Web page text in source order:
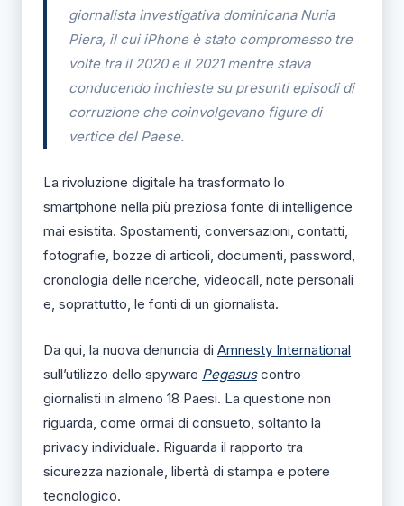
giornalista investigativa dominicana Nuria
Piera, il cui iPhone è stato compromesso tre
volte tra il 2020 e il 2021 mentre stava
conducendo inchieste su presunti episodi di
corruzione che coinvolgevano figure di
vertice del Paese.
La rivoluzione digitale ha trasformato lo
smartphone nella più preziosa fonte di intelligence
mai esistita. Spostamenti, conversazioni, contatti,
fotografie, bozze di articoli, documenti, password,
cronologia delle ricerche, videocall, note personali
e, soprattutto, le fonti di un giornalista.
Da qui, la nuova denuncia di Amnesty International
sull’utilizzo dello spyware Pegasuscontro
giornalisti in almeno 18 Paesi. La questione non
riguarda, come ormai di consueto, soltanto la
privacy individuale. Riguarda il rapporto tra
sicurezza nazionale, libertà di stampa e potere
tecnologico.